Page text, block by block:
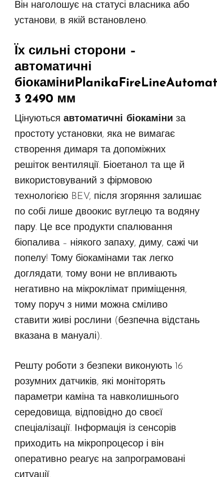
Він наголошує на статусі власника або
установи, в якій встановлено.
Їх сильні сторони –
автоматичні
біокаміниPlanikaFireLine
3 2490 мм
Цінуються автоматичні біокаміни за
простоту установки, яка не вимагає
створення димаря та допоміжних
решіток вентиляції. Біоетанол та ще й
використовуваний з фірмовою
технологією BEV, після згоряння залишає
по собі лише двоокис вуглецю та водяну
пару. Це все продукти спалювання
біопалива – ніякого запаху, диму, сажі чи
попелу! Тому біокамінами так легко
доглядати, тому вони не впливають
негативно на мікроклімат приміщення,
тому поруч з ними можна сміливо
ставити живі рослини (безпечна відстань
вказана в мануалі).
Решту роботи з безпеки виконують 16
розумних датчиків, які моніторять
параметри каміна та навколишнього
середовища, відповідно до своєї
спеціалізації. Інформація із сенсорів
приходить на мікропроцесор і він
оперативно реагує на запрограмовані